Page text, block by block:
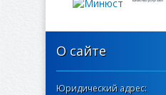
О сайте
Юридический адрес: